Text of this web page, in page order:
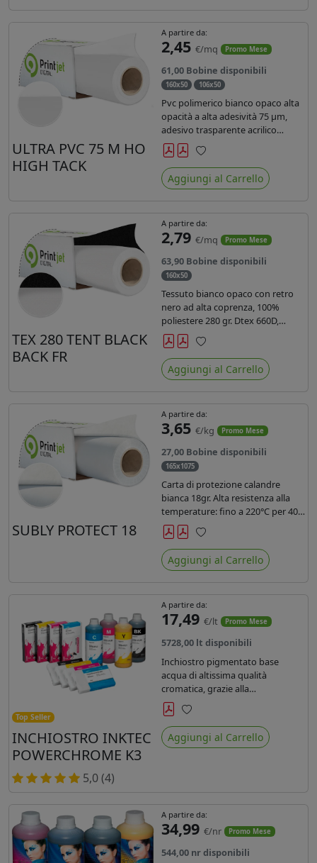
ULTRA PVC 75 M HO
HIGH TACK
A partire da:
2,45 €/mq Promo Mese
61,00 Bobine disponibili
160x50 106x50
Pvc polimerico bianco opaco alta
opacità a alta adesività 75 µm,
adesivo trasparente acrilico
hotmelt permanente, durata 5-7
anni liner 140gr PE su entrambi
lati. Dotato di certificato ignifugo
Bs1d0.
Preferiti
Aggiungi al Carrello
TEX 280 TENT BLACK
BACK FR
A partire da:
2,79 €/mq Promo Mese
63,90 Bobine disponibili
160x50
Tessuto bianco opaco con retro
nero ad alta coprenza, 100%
poliestere 280 gr. Dtex 660D,
idrorepellente, adatto alla stampa
sublimatica indiretta. Ideale per
tende ,coperture gazebo, prodotti
gonfiabili o cuscini di
Preferiti
Aggiungi al Carrello
SUBLY PROTECT 18
A partire da:
3,65 €/kg Promo Mese
27,00 Bobine disponibili
165x1075
Carta di protezione calandre
bianca 18gr. Alta resistenza alla
temperature: fino a 220°C per 40
secondi. Lunghezza 1075 mtl,
peso kg 35, diam. 20cm.
Preferiti
Aggiungi al Carrello
Top Seller
INCHIOSTRO INKTEC
POWERCHROME K3
5,0 (4)
A partire da:
17,49 €/lt Promo Mese
5728,00 lt disponibili
Inchiostro pigmentato base
acqua di altissima qualità
cromatica, grazie alla
concentrazione di pigmenti
permette di realizzare stampe di
altissima qualità e ridurre la curva
colore fino ad un 20 % rispetto
Preferiti
Aggiungi al Carrello
A partire da:
34,99 €/nr Promo Mese
544,00 nr disponibili